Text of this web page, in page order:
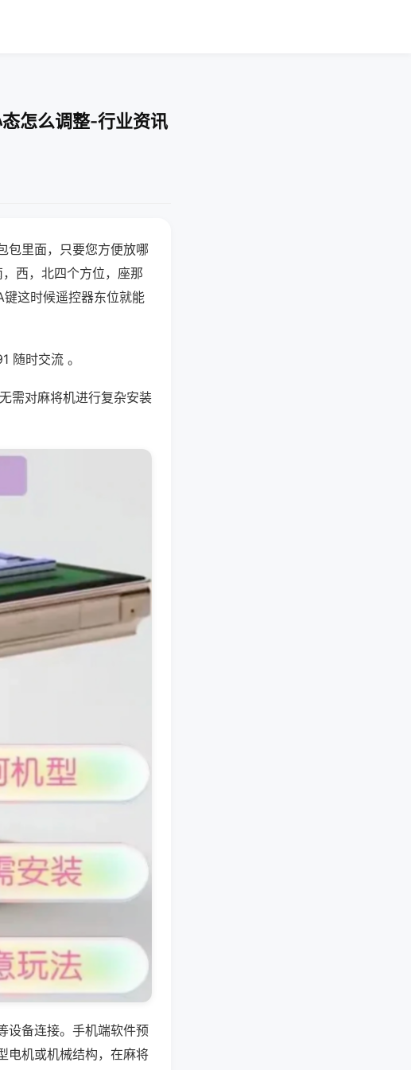
怎么调整-行业资讯
包里面，只要您方便放哪
西，北四个方位，座那
这时候遥控器东位就能
随时交流 。
需对麻将机进行复杂安装
设备连接。手机端软件预
电机或机械结构，在麻将